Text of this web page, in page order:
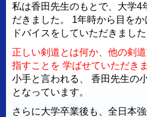
私は香田先生のもとで、大学4
だきました。
1年時から目を
ドバイスをしていただきました
正しい剣道とは何か、他の剣
指すことを 学ばせていただき
小手と言われる、
香田先生の
となっています。
さらに大学卒業後も、全日本